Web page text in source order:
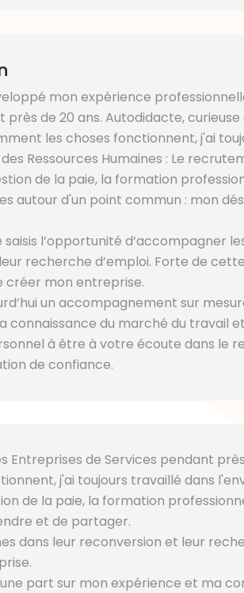
mon expérience
près de 20 ans. Autodidacte,
les choses fonctionnent, j'ai
Ressources Humaines : Le
de la paie, la formation
autour d'un point commun : mon
saisis l’opportunité d’accompagner
recherche d’emploi. Forte de
créer mon entreprise.
un accompagnement sur
connaissance du marché du travail
à être à votre écoute dans le
de confiance.
de Services pendant
j'ai toujours travaillé dans
de la paie, la formation
et de partager.
dans leur reconversion et leur
part sur mon expérience et ma